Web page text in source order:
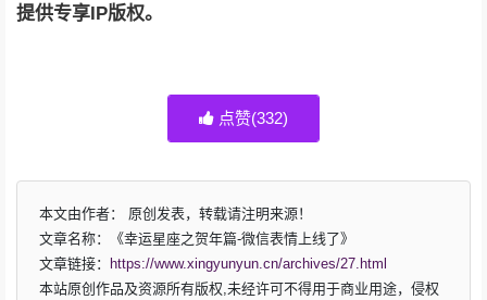
提供专享IP版权。
点赞(332)
本文由作者：
原创发表，转载请注明来源！
文章名称：《幸运星座之贺年篇-微信表情上线了》
文章链接： https://www.xingyunyun.cn/archives/27.html
本站原创作品及资源所有版权,未经许可不得用于商业用途，侵权